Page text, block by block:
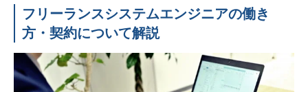
【徹底解説】複数のフリーランスエージェ
ントを利用した方が良い理由
2022.01.08
【プロが教える】
2021.12.28
フリーランスシステムエンジニアの働き
方・契約について解説